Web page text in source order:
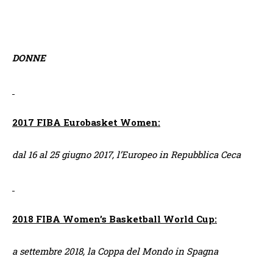
DONNE
2017 FIBA Eurobasket Women:
dal 16 al 25 giugno 2017, l’Europeo in Repubblica Ceca
2018 FIBA Women’s Basketball World Cup:
a settembre 2018, la Coppa del Mondo in Spagna